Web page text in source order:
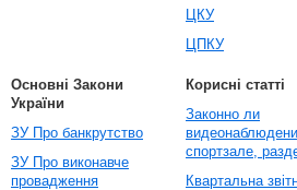
ЦКУ
ЦПКУ
Основні Закони
України
ЗУ Про банкрутство
ЗУ Про виконавче
провадження
Корисні статті
Законно ли
спортзале,
Квартальна